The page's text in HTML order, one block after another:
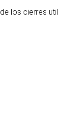
los cierres